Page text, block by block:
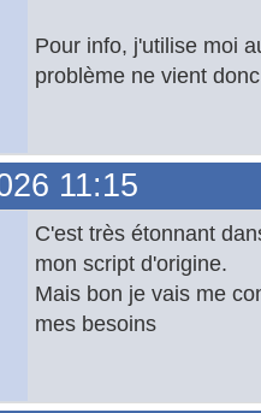
Pour info, j'utilise moi
problème ne vient
11:15
C'est très étonnant
mon script d'origine.
Mais bon je vais me
mes besoins